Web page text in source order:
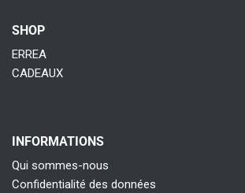
SHOP
ERREA
CADEAUX
INFORMATIONS
Qui sommes-nous
Confidentialité des données